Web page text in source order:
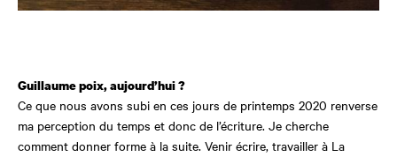
Guillaume poix, aujourd’hui ?
Ce que nous avons subi en ces jours de printemps 2020 renverse
ma perception du temps et donc de l’écriture. Je cherche
comment donner forme à la suite. Venir écrire, travailler à La